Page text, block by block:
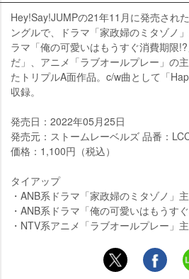
Hey!Say!JUMPの21年11月に発売され
ングルで、ドラマ「家政婦のミタゾノ
ラマ「俺の可愛いはもうすぐ消費期限
だ」、アニメ「ラブオールプレー」の
たトリプルA面作品。c/w曲として「
収録。
発売日：2022年05月25日
発売元：ストームレーベルズ 品番：
価格：1,100円（税込）
タイアップ
・ANB系ドラマ「家政婦のミタゾノ」
・ANB系ドラマ「俺の可愛いはもうす
・NTV系アニメ「ラブオールプレー」